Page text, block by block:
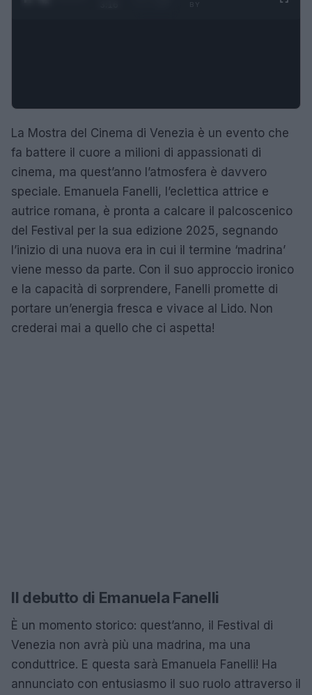
La Mostra del Cinema di Venezia è un evento che
fa battere il cuore a milioni di appassionati di
cinema, ma quest’anno l’atmosfera è davvero
speciale. Emanuela Fanelli, l’eclettica attrice e
autrice romana, è pronta a calcare il palcoscenico
del Festival per la sua edizione 2025, segnando
l’inizio di una nuova era in cui il termine ‘madrina’
viene messo da parte. Con il suo approccio ironico
e la capacità di sorprendere, Fanelli promette di
portare un’energia fresca e vivace al Lido. Non
crederai mai a quello che ci aspetta!
Il debutto di Emanuela Fanelli
È un momento storico: quest’anno, il Festival di
Venezia non avrà più una madrina, ma una
conduttrice. E questa sarà Emanuela Fanelli! Ha
annunciato con entusiasmo il suo ruolo attraverso il